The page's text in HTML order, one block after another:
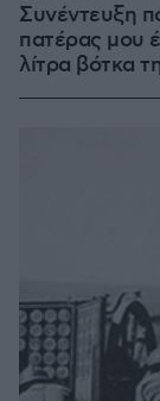
Συνέντευξη
πατέρας μου
λίτρα βότκα